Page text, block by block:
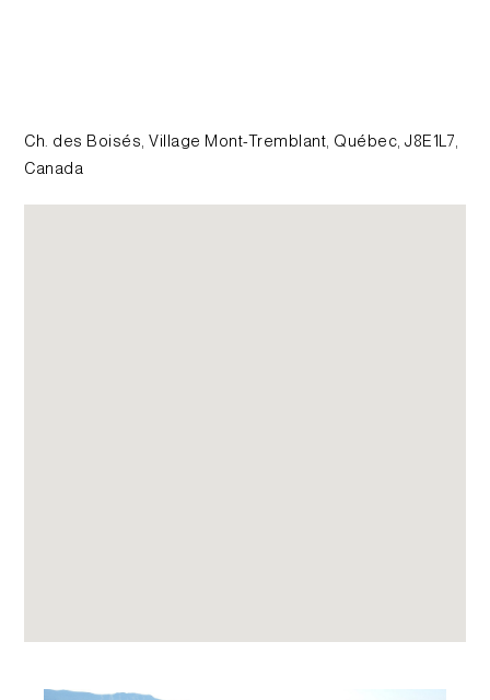
Ch. des Boisés, Village Mont-Tremblant, Québec, J8E1L7,
Canada